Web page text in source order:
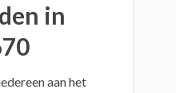
in
aan het